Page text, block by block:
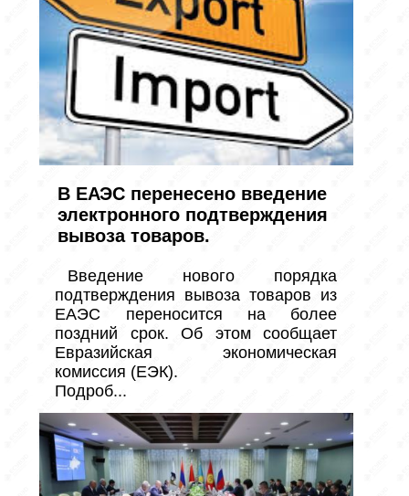
В ЕАЭС перенесено введение
электронного подтверждения
вывоза товаров.
Введение нового порядка
подтверждения вывоза товаров из
ЕАЭС переносится на более
поздний срок. Об этом сообщает
Евразийская экономическая
комиссия (ЕЭК).
Подроб...